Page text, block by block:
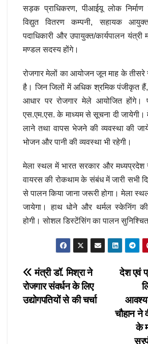
सड़क प्राधिकरण, पीआईयू लोक निर्माण
विद्युत वितरण कम्पनी, सहायक
पदाधिकारी और उपायुक्त/कार्यपालन यंत्री
मण्डल सदस्य होंगे।
रोजगार मेलों का आयोजन जून माह के तीसरे
है। जिन जिलों में अधिक श्रमिक पंजीकृत हैं,
आधार पर रोजगार मेले आयोजित होंगे।
एस.एम.एस. के माध्यम से सूचना दी
लाने तथा वापस भेजने की व्यवस्था की
भोजन और पानी की व्यवस्था भी रहेगी।
मेला स्थल में भारत सरकार और मध्यप्रदेश
वायरस की रोकथाम के संबंध में जारी सभी
से पालन किया जाना जरूरी होगा। मेला
जायेगा। हाथ धोने और थर्मल स्केनिंग
होगी। सोशल डिस्टेंसिंग का पालन सुनिश्चित
Post
navigation
देश एवं
चौहान ने
के
मंत्री डॉ. मिश्रा ने
रोजगार संवर्धन के लिए
उद्योगपतियों से की चर्चा